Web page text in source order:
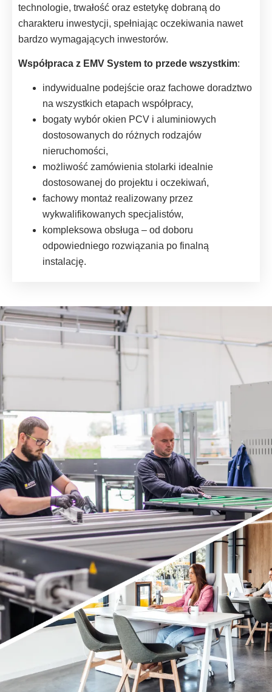
technologie, trwałość oraz estetykę dobraną do
charakteru inwestycji, spełniając oczekiwania nawet
bardzo wymagających inwestorów.
Współpraca z EMV System to przede wszystkim:
indywidualne podejście oraz fachowe doradztwo
na wszystkich etapach współpracy,
bogaty wybór okien PCV i aluminiowych
dostosowanych do różnych rodzajów
nieruchomości,
możliwość zamówienia stolarki idealnie
dostosowanej do projektu i oczekiwań,
fachowy montaż realizowany przez
wykwalifikowanych specjalistów,
kompleksowa obsługa – od doboru
odpowiedniego rozwiązania po finalną
instalację.